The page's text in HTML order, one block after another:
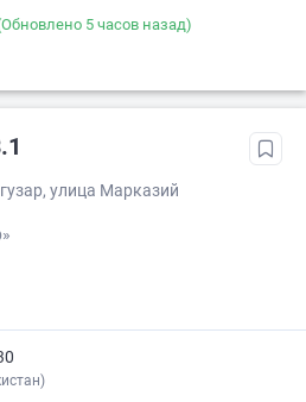
5 часов назад)
улица Марказий